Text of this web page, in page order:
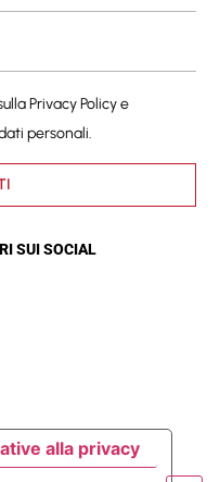
Privacy Policye
personali.
SUI SOCIAL
alla privacy